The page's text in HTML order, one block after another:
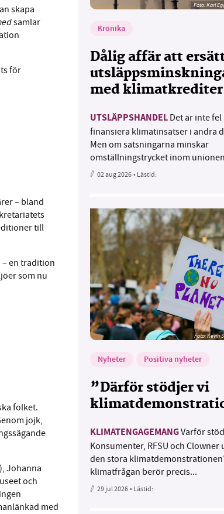
skapa
samlar
för
– bland
till
en tradition
som nu
folket.
jojk,
Johanna
och
med
Foto:Karl
Krönika
Dålig affär att
med klimatkrediter
UTSLÄPPSHANDEL Det är inte fel
finansiera klimatinsatser i andra
Men om satsningarna minskar
omställningstrycket inom
02 aug 2026• Lästid:
Foto:Kevin
Nyheter Positiva nyheter
”Därför stödjer vi
KLIMATENGAGEMANGVarför
Konsumenter, RFSU och Clowner
den stora
klimatfrågan berör precis...
29 jul 2026• Lästid: